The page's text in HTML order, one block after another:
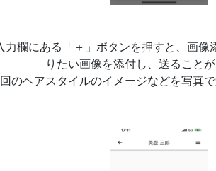
欄にある「＋」ボタンを押すと、画
りたい画像を添付し、送ることが
のヘアスタイルのイメージなどを写真